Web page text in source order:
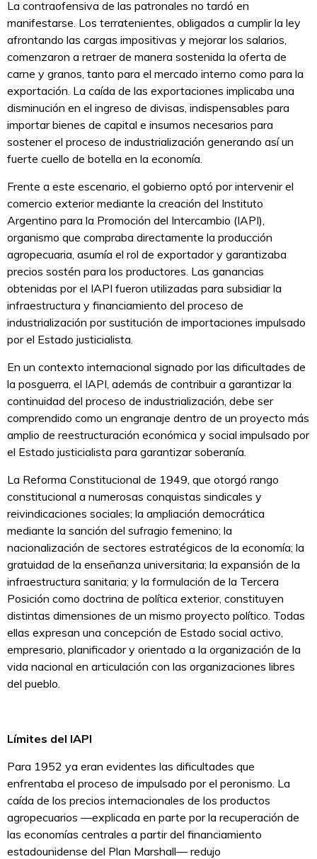
La contraofensiva de las patronales no tardó en
manifestarse. Los terratenientes, obligados a cumplir la ley
afrontando las cargas impositivas y mejorar los salarios,
comenzaron a retraer de manera sostenida la oferta de
carne y granos, tanto para el mercado interno como para la
exportación. La caída de las exportaciones implicaba una
disminución en el ingreso de divisas, indispensables para
importar bienes de capital e insumos necesarios para
sostener el proceso de industrialización generando así un
fuerte cuello de botella en la economía.
Frente a este escenario, el gobierno optó por intervenir el
comercio exterior mediante la creación del Instituto
Argentino para la Promoción del Intercambio (IAPI),
organismo que compraba directamente la producción
agropecuaria, asumía el rol de exportador y garantizaba
precios sostén para los productores. Las ganancias
obtenidas por el IAPI fueron utilizadas para subsidiar la
infraestructura y financiamiento del proceso de
industrialización por sustitución de importaciones impulsado
por el Estado justicialista.
En un contexto internacional signado por las dificultades de
la posguerra, el IAPI, además de contribuir a garantizar la
continuidad del proceso de industrialización, debe ser
comprendido como un engranaje dentro de un proyecto más
amplio de reestructuración económica y social impulsado por
el Estado justicialista para garantizar soberanía.
La Reforma Constitucional de 1949, que otorgó rango
constitucional a numerosas conquistas sindicales y
reivindicaciones sociales; la ampliación democrática
mediante la sanción del sufragio femenino; la
nacionalización de sectores estratégicos de la economía; la
gratuidad de la enseñanza universitaria; la expansión de la
infraestructura sanitaria; y la formulación de la Tercera
Posición como doctrina de política exterior, constituyen
distintas dimensiones de un mismo proyecto político. Todas
ellas expresan una concepción de Estado social activo,
empresario, planificador y orientado a la organización de la
vida nacional en articulación con las organizaciones libres
del pueblo.
Límites del IAPI
Para 1952 ya eran evidentes las dificultades que
enfrentaba el proceso de impulsado por el peronismo. La
caída de los precios internacionales de los productos
agropecuarios —explicada en parte por la recuperación de
las economías centrales a partir del financiamiento
estadounidense del Plan Marshall— redujo